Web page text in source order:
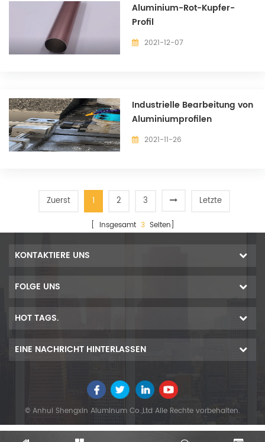
Aluminium-Rot-Kupfer-
Profil
2021-12-07
Industrielle Bearbeitung von
Aluminiumprofilen
2021-11-26
Zuerst 1 2 3 Letzte
[ Insgesamt 3Seiten]
KONTAKTIERE UNS
FOLGE UNS
HOT TAGS.
EINE NACHRICHT HINTERLASSEN
© Anhui Shengxin Aluminum Co.,Ltd Alle Rechte vorbehalten.